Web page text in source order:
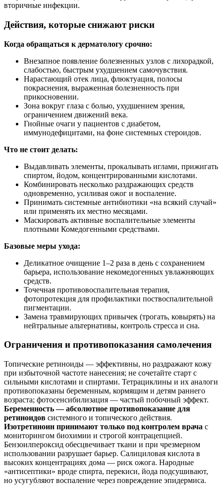
вторичные инфекции.
Действия, которые снижают риски
Когда обращаться к дерматологу срочно:
Внезапное появление болезненных узлов с лихорадкой,
слабостью, быстрым ухудшением самочувствия.
Нарастающий отек лица, флюктуация, полосы
покраснения, выраженная болезненность при
прикосновении.
Зона вокруг глаза с болью, ухудшением зрения,
ограничением движений века.
Гнойные очаги у пациентов с диабетом,
иммунодефицитами, на фоне системных стероидов.
Что не стоит делать:
Выдавливать элементы, прокалывать иглами, прижигать
спиртом, йодом, концентрированными кислотами.
Комбинировать несколько раздражающих средств
одновременно, усиливая ожог и воспаление.
Принимать системные антибиотики «на всякий случай»
или применять их местно месяцами.
Маскировать активные воспалительные элементы
плотными Комедогенными средствами.
Базовые меры ухода:
Деликатное очищение 1–2 раза в день с сохранением
барьера, использование некомедогенных увлажняющих
средств.
Точечная противовоспалительная терапия,
фотопротекция для профилактики поствоспалительной
пигментации.
Замена травмирующих привычек (трогать, ковырять) на
нейтральные альтернативы, контроль стресса и сна.
Ограничения и противопоказания самолечения
Топические ретиноиды — эффективны, но раздражают кожу
при избыточной частоте нанесения; не сочетайте старт с
сильными кислотами и спиртами. Тетрациклины и их аналоги
противопоказаны беременным, кормящим и детям раннего
возраста; фотосенсибилизация — частый побочный эффект.
Беременность — абсолютное противопоказание для
ретиноидов системного и топического действия.
Изотретиноин принимают только под контролем врача с
мониторингом биохимии и строгой контрацепцией.
Бензоилпероксид обесцвечивает ткани и при чрезмерном
использовании разрушает барьер. Салициловая кислота в
высоких концентрациях дома — риск ожога. Народные
«антисептики» вроде спирта, перекиси, йода подсушивают,
но усугубляют воспаление через повреждение эпидермиса.